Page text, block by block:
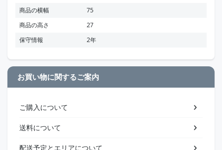
商品の横幅
75
商品の高さ
27
保守情報
2年
お買い物に関するご案内
ご購入について
送料について
配送予定とエリアについて